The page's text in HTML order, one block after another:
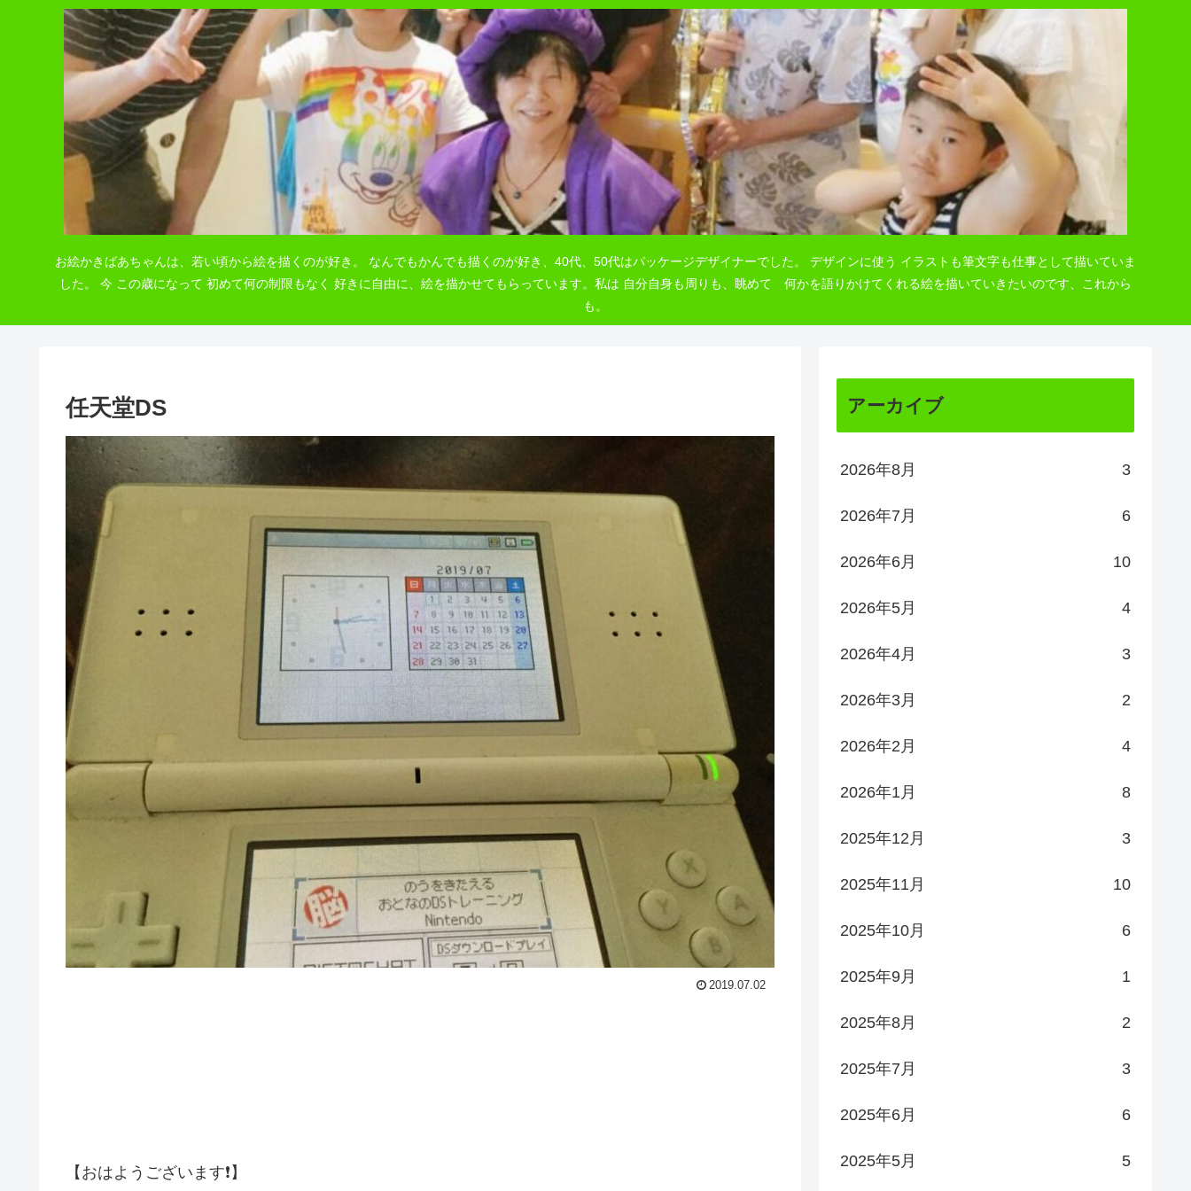
お絵かきばあちゃんは、若い頃から絵を描くのが好き。 なんでもかんでも描くのが好き、40代、50代はパッケージデザイナーでした。 デザインに使う イラストも筆文字も仕事として描いていま
した。 今 この歳になって 初めて何の制限もなく 好きに自由に、絵を描かせてもらっています。私は 自分自身も周りも、眺めて 何かを語りかけてくれる絵を描いていきたいのです、これから
も。
任天堂DS
2019.07.02
【おはようございます❗️】
アーカイブ
2026年8月 3
2026年7月 6
2026年6月 10
2026年5月 4
2026年4月 3
2026年3月 2
2026年2月 4
2026年1月 8
2025年12月 3
2025年11月 10
2025年10月 6
2025年9月 1
2025年8月 2
2025年7月 3
2025年6月 6
2025年5月 5